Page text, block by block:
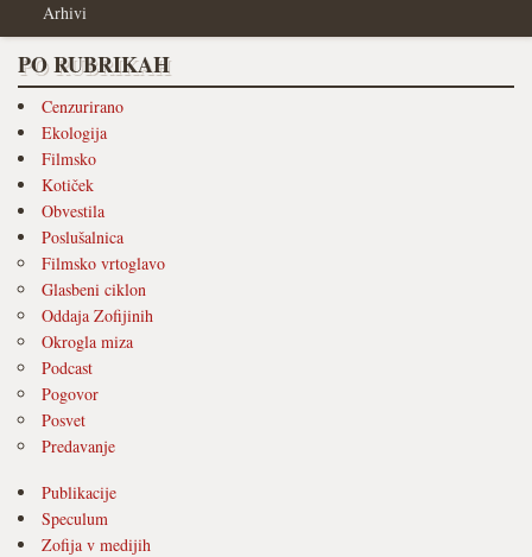
Arhivi
PO RUBRIKAH
Cenzurirano
Ekologija
Filmsko
Kotiček
Obvestila
Poslušalnica
Filmsko vrtoglavo
Glasbeni ciklon
Oddaja Zofijinih
Okrogla miza
Podcast
Pogovor
Posvet
Predavanje
Publikacije
Speculum
Zofija v medijih